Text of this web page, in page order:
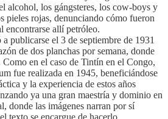
alcohol, los gángsteres, los cow-boys y
pieles rojas, denunciando cómo fueron
encontrarse allí petróleo.
publicarse el 3 de septiembre de 1931
de dos planchas por semana, donde
Como en el caso de Tintín en el Congo,
fue realizada en 1945, beneficiándose
y la experiencia de estos años
ya una gran maestría y dominio en
donde las imágenes narran por sí
texto se encargue de hacerlo.